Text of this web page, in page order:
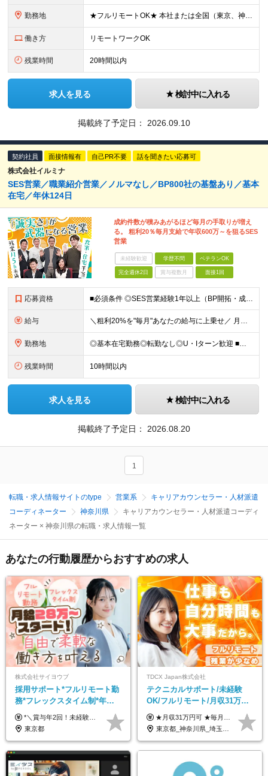
勤務地 ★フルリモートOK★ 本社または全国（東京、神奈川、千葉、埼玉、大阪）にあるオフィスの利用も可能です！ ＜本社住所＞ 東京都豊島区南池袋1-16-15リージャス5階 ＜大阪支社＞ 大阪府大阪市北区
働き方 リモートワークOK
残業時間 20時間以内
求人を見る 検討中に入れる
掲載終了予定日： 2026.09.10
契約社員 面接情報有 自己PR不要 話を聞きたい応募可
株式会社イルミナ
SES営業／職業紹介営業／ノルマなし／BP800社の基盤あり／基本
在宅／年休124日
成約件数が積みあがるほど毎月の手取りが増え
る。 粗利20％毎月支給で年収600万～を狙るSES
営業
未経験歓迎 学歴不問 ベテランOK
完全週休2日 賞与複数月 面接1回
応募資格 ■必須条件 ◎SES営業経験1年以上（BP開拓・成約実績の実務経験） ◎入社後1〜2ヶ月以内に自走して成約を目指せる方 ■歓迎条件 ◎BP向けの新規開拓経験がある方 ◎フリーランスエンジニアへの直接
給与 ＼粗利20%を"毎月"あなたの給与に上乗せ／ 月給22万円〜 ＋ インセンティブ（粗利の20%・毎月支給） ※経験・実績を考慮し、月給は面談にて決定します ※残業はほぼなし（月5時間未満）。残業代
勤務地 ◎基本在宅勤務◎転勤なし◎U・Iターン歓迎 ■月1回の帰社日（任意参加） 本社オフィスにて、チームメンバーとの交流会を開催。 参加は任意で、ご都合が良い時のみでOKです。 懇親会費用は全額会社負担。
残業時間 10時間以内
求人を見る 検討中に入れる
掲載終了予定日： 2026.08.20
1
転職・求人情報サイトのtype 営業系
キャリアカウンセラー・人材派遣
コーディネーター
神奈川県
キャリアカウンセラー・人材派遣コーディ
ネーター × 神奈川県の転職・求人情報一覧
あなたの行動履歴からおすすめの求人
株式会社サイヨウブ
採用サポート*フルリモート勤
務*フレックスタイム制*年休
120日*土日祝休み*残業ほぼな
し*育児中社員8割以上
*＼賞与年2回！未経験から月給28万円スタート／* ◆月給28万～40万円＋賞与年2回＋各種インセンティブ ※経験・スキルを考慮の上、決定します ※試用期間6ヶ月間あり（期間中は月給26万円～になります。その他待遇等に差異はありません） ※月給には月35時間分の固定残業代含む（月5万4800円/超過分別途支給） ※ほとんどのメンバーが残業ゼロです！フレックスタイム制のため、自分の生活に合わせて調整できます。 ＼希望性で土曜日出勤あり／ お客様より「土曜日に応募者の対応をしてほしい」という ご要望を受けた際に、応募者対応⇒求職者との メッセージのやり取りなど、対応が発生する場合があります。 ※土曜日に出勤いただく場合は ・2時間稼働：4500円 ・4時間稼働：9000円 の給与が発生。勤務時間が4時間超えることは原則ありません。 短期間で高い給与をGETできるチャンスです♪
東京都
TDCX Japan株式会社
テクニカルサポート/未経験
OK/フルリモート/月収31万円
可/月最大3万のインセンティ
ブ支給/平均年齢33歳
★月収31万円可 ★毎月「最大3万円」のインセンティブあり 月給266,228円～＋スキル手当（15,000円）＋インセンティブ（月最大3万円） ※月給例（月額最大額）：281,228 円＋残業代発生分 インセンティブを最大まで取得できた場合は、月額最大額：311,228円＋残業代発生分 となります ※経験・スキルなどを考慮し決定します ※残業代は1分単位で支給 ※試用期間3ヵ月あり（契約社員期間も給与・待遇に変更なし） ※インセンティブは効率性、顧客満足、勤怠状況等の結果により毎月金額が決定されます。 ＼”頑張り”はインセンティブで還元！／ 入社3ヶ月目から、目標数字やKPI、勤怠状況、お客様アンケートなどをもとに評価をスタート。 最短4ヶ月目にはインセンティブの支給も可能です！
東京都_神奈川県_埼玉県_千葉県_大阪府_愛知県_北海道_青森県_岩手県_宮城県_秋田県_山形県_福島県_茨城県_栃木県_群馬県_新潟県_山梨県_長野県_富山県_石川県_福井県_静岡県_岐阜県_三重県_兵庫県_京都府_滋賀県_奈良県_和歌山県_広島県_岡山県_鳥取県_島根県_山口県_徳島県_香川県_愛媛県_高知県_福岡県_熊本県_佐賀県_長崎県_大分県_宮崎県_鹿児島県_沖縄県